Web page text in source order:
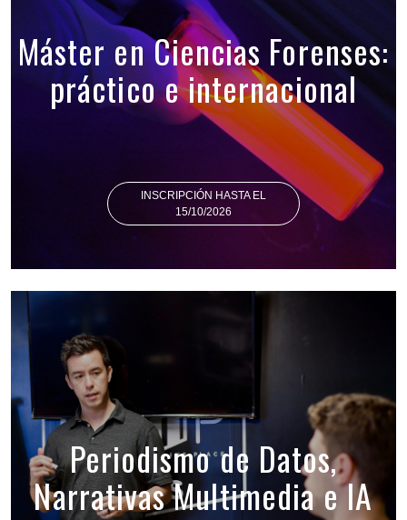
Máster en Ciencias Forenses:
práctico e internacional
INSCRIPCIÓN HASTA EL
15/10/2026
Periodismo de Datos,
Narrativas Multimedia e IA